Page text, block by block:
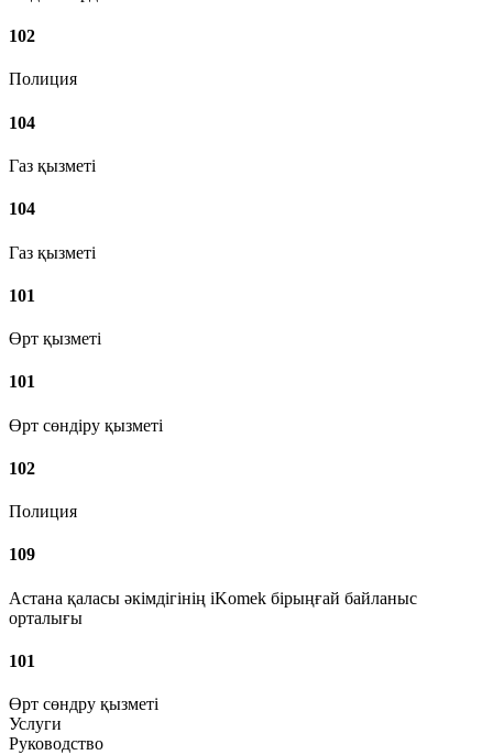
102
Полиция
104
Газ қызметі
104
Газ қызметі
101
Өрт қызметі
101
Өрт сөндіру қызметі
102
Полиция
109
Астана қаласы әкімдігінің iKomek бірыңғай байланыс
орталығы
101
Өрт сөндру қызметі
Услуги
Руководство